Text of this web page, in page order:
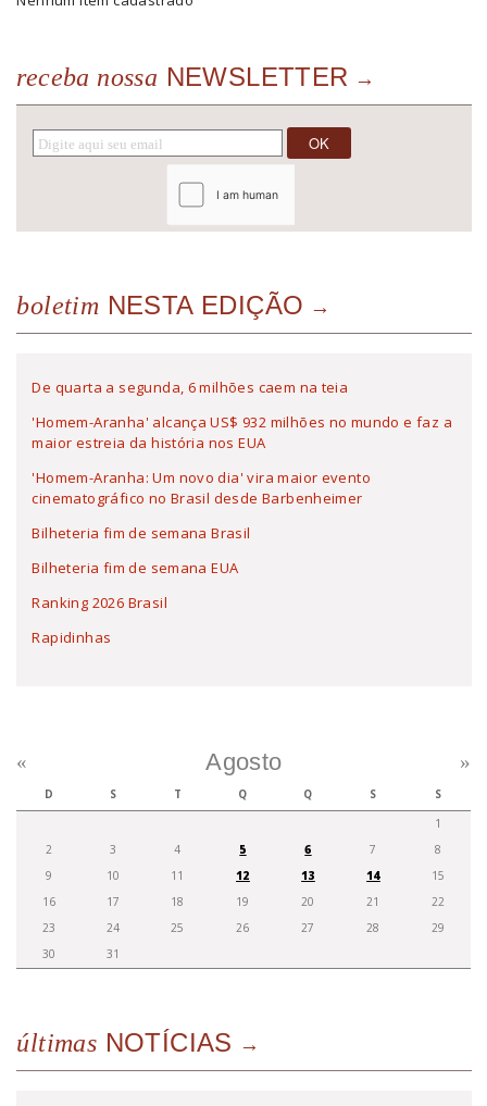
receba nossa NEWSLETTER
boletim NESTA EDIÇÃO
De quarta a segunda, 6 milhões caem na teia
'Homem-Aranha' alcança US$ 932 milhões no mundo e faz a
maior estreia da história nos EUA
'Homem-Aranha: Um novo dia' vira maior evento
cinematográfico no Brasil desde Barbenheimer
Bilheteria fim de semana Brasil
Bilheteria fim de semana EUA
Ranking 2026 Brasil
Rapidinhas
Agosto
« »
D S T Q Q S
S
1
2
3 4 5 6 7
8
9
10 11 12 13 14
15
16
17 18 19 20 21
22
23
24 25 26 27 28
29
30
31
últimas NOTÍCIAS